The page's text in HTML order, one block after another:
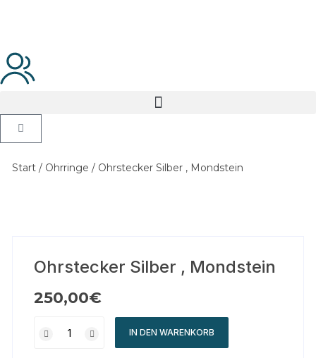
Start / Ohrringe / Ohrstecker Silber , Mondstein
Ohrstecker Silber , Mondstein
250,00€
IN DEN WARENKORB